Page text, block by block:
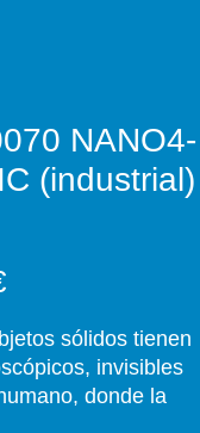
NANO4-
(industrial)
Precio
sólidos tienen
invisibles
donde la